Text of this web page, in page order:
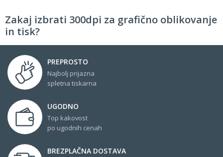
Zakaj izbrati 300dpi za grafično oblikovanje
in tisk?
PREPROSTO
Najbolj prijazna
spletna tiskarna
UGODNO
Top kakovost
po ugodnih cenah
BREZPLAČNA DOSTAVA